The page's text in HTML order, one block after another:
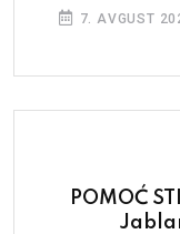
7. AVGUST
POMOĆ